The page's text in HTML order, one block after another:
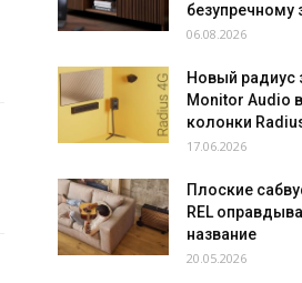
безупречному
06.08.2026
Новый радиус
Monitor Audio
колонки
17.06.2026
Плоские
REL
название
20.05.2026